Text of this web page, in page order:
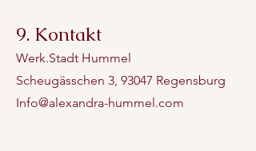
9. Kontakt
Werk.Stadt Hummel
Scheugässchen 3, 93047 Regensburg
Info@alexandra-hummel.com